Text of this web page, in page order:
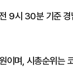
9시 30분 기준
이며, 시총순위는